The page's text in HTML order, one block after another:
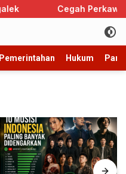
Cegah Perkawinan
Pemerintahan Hukum